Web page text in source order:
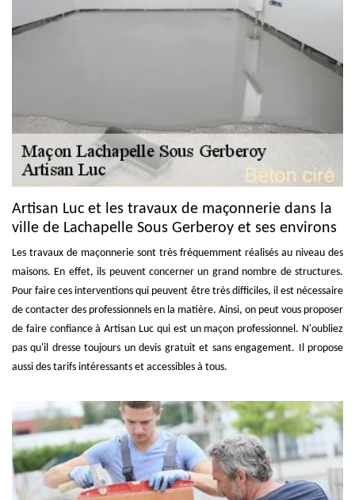
Artisan Luc et les travaux de maçonnerie dans la
ville de Lachapelle Sous Gerberoy et ses environs
Les travaux de maçonnerie sont très fréquemment réalisés au niveau des
maisons. En effet, ils peuvent concerner un grand nombre de structures.
Pour faire ces interventions qui peuvent être très difficiles, il est nécessaire
de contacter des professionnels en la matière. Ainsi, on peut vous proposer
de faire confiance à Artisan Luc qui est un maçon professionnel. N'oubliez
pas qu'il dresse toujours un devis gratuit et sans engagement. Il propose
aussi des tarifs intéressants et accessibles à tous.